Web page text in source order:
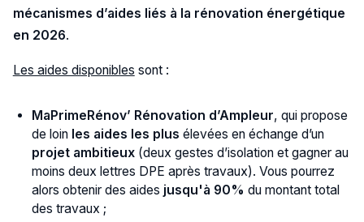
mécanismes d’aides liés à la rénovation énergétique
en 2026.
Les aides disponibles sont :
MaPrimeRénov’ Rénovation d’Ampleur, qui propose
de loin les aides les plus élevées en échange d’un
projet ambitieux (deux gestes d’isolation et gagner au
moins deux lettres DPE après travaux). Vous pourrez
alors obtenir des aides jusqu'à 90% du montant total
des travaux ;